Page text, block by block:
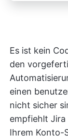
Es ist kein
den
einen
nicht sicher
empfiehlt Jira
Ihrem Konto-